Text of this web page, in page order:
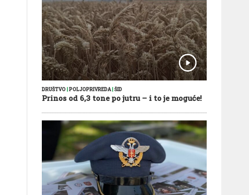
DRUŠTVO|POLJOPRIVREDA|ŠID
Prinos od 6,3 tone po jutru – i to je moguće!